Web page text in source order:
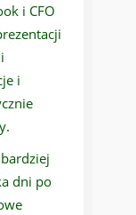
i CFO
i
dni po